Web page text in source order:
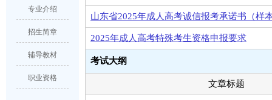
山东省2025年成人高考诚信报考承诺书（样
2025年成人高考特殊考生资格申报要求
考试大纲
文章标题
专业介绍
招生简章
辅导教材
职业资格